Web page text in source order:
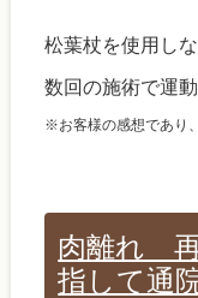
松葉杖を使用し
数回の施術で運
※お客様の感想であり
肉離れ
指して通